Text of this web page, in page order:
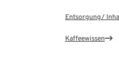
Entsorgung/
Kaffeewissen